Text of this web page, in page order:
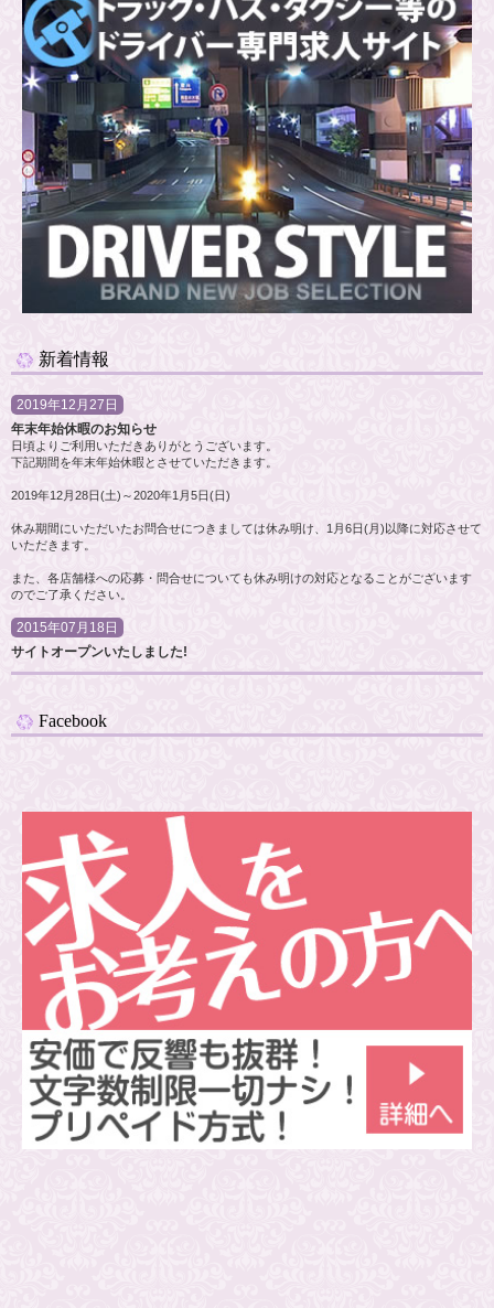
新着情報
2019年12月27日
年末年始休暇のお知らせ
日頃よりご利用いただきありがとうございます。
下記期間を年末年始休暇とさせていただきます。
2019年12月28日(土)～2020年1月5日(日)
休み期間にいただいたお問合せにつきましては休み明け、1月6日(月)以降に対応させて
いただきます。
また、各店舗様への応募・問合せについても休み明けの対応となることがございます
のでご了承ください。
2015年07月18日
サイトオープンいたしました!
Facebook